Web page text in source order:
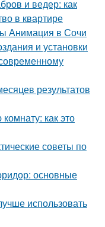
и ведер: как
в квартире
Анимация в Сочи
и установки
результатов
как это
советы по
основные
использовать